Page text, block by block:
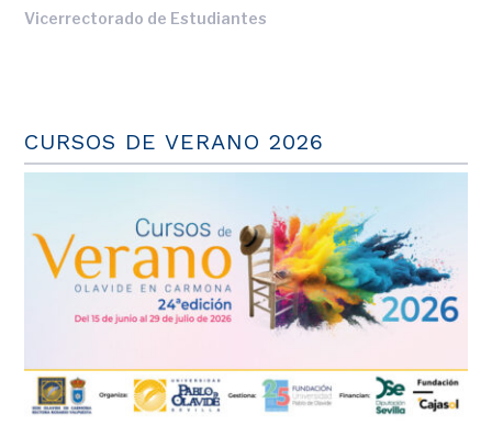
Vicerrectorado de Estudiantes
CURSOS DE VERANO 2026